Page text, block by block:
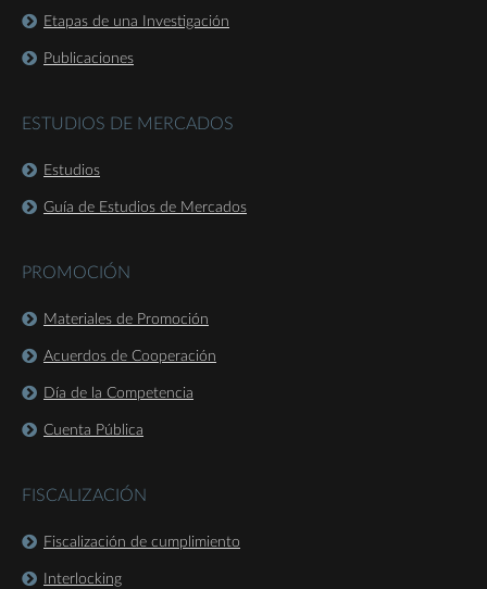
Etapas de una Investigación
Publicaciones
ESTUDIOS DE MERCADOS
Estudios
Guía de Estudios de Mercados
PROMOCIÓN
Materiales de Promoción
Acuerdos de Cooperación
Día de la Competencia
Cuenta Pública
FISCALIZACIÓN
Fiscalización de cumplimiento
Interlocking